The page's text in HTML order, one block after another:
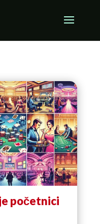
početnici